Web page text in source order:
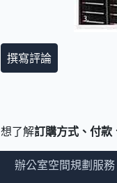
撰寫評論
想了解訂購方式、付款
辦公室空間規劃服務